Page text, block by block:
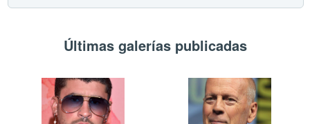
Últimas galerías publicadas